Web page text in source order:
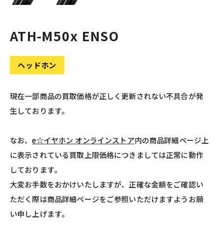
ATH-M50x ENSO
ヘッドホン
現在一部商品の買取価格が正しく更新されない不具合が発
生しております。
なお、e☆イヤホン オンラインストア内の商品詳細ページ上
に表示されている買取上限価格につきましては正常に動作
しております。
大変お手数をおかけいたしますが、正確な金額をご確認い
ただく際は商品詳細ページをご参照いただけますようお願
い申し上げます。